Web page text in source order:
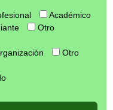
Académico
Otro
Otro